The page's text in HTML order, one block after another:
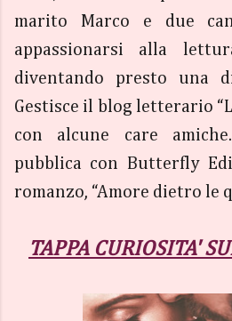
marito Marco e due
appassionarsi alla
diventando presto una
Gestisce il blog letterario
con alcune care
pubblica con Butterfly
romanzo, “Amore dietro le
TAPPA CURIOSITA'